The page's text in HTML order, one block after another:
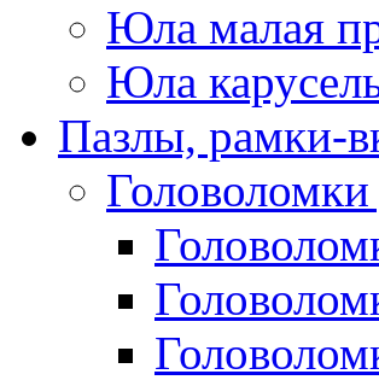
Юла малая
Юла
Пазлы, рамки-